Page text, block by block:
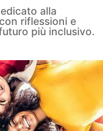
alla
riflessioni e
più inclusivo.